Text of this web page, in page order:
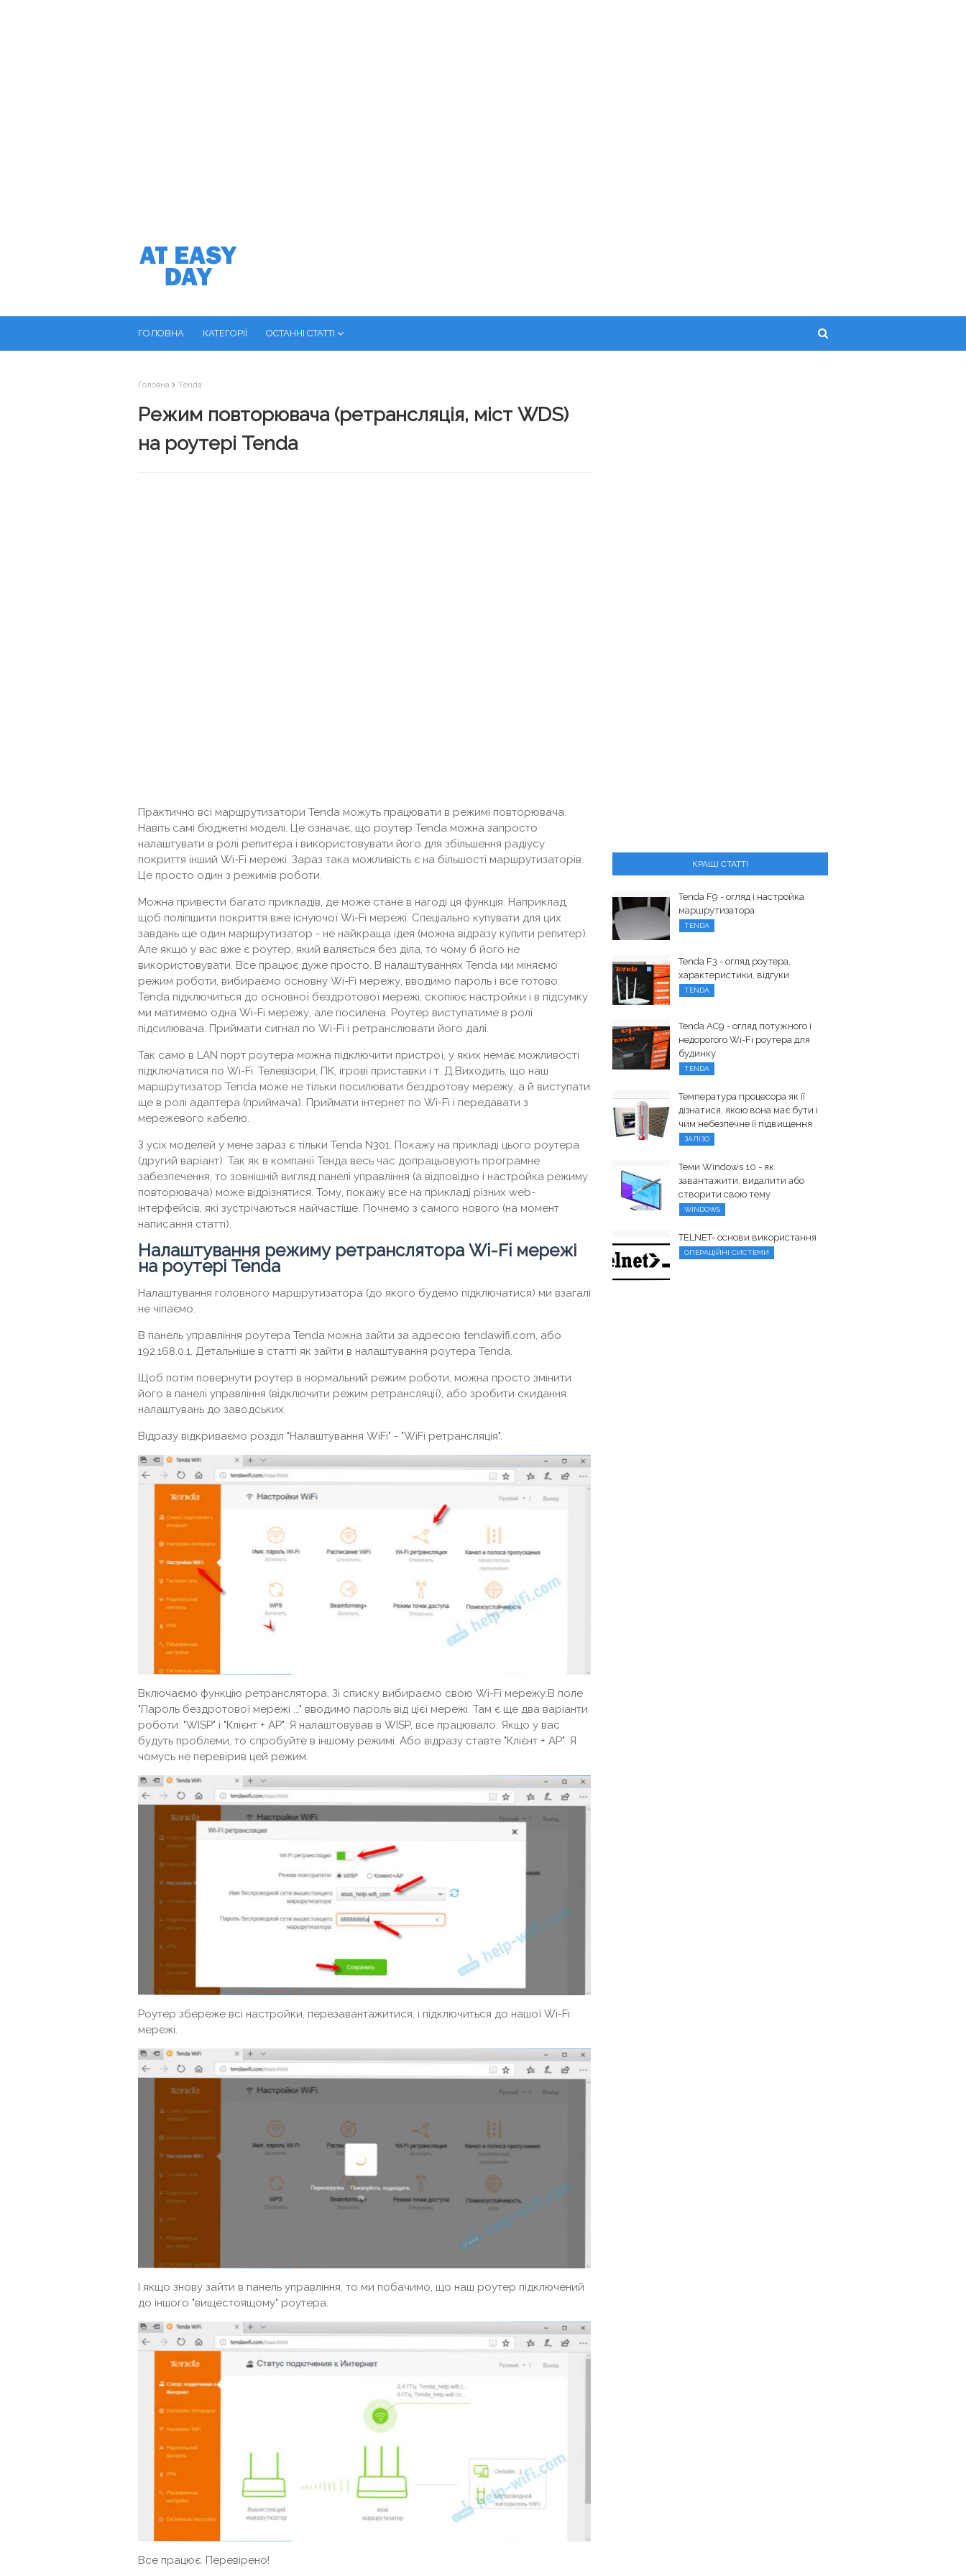
ГОЛОВНА КАТЕГОРІЇ ОСТАННІ СТАТТІ
Головна Tenda
Режим повторювача (ретрансляція, міст WDS)
на роутері Tenda
Практично всі маршрутизатори Tenda можуть працювати в режимі повторювача.
Навіть самі бюджетні моделі. Це означає, що роутер Tenda можна запросто
налаштувати в ролі репитера і використовувати його для збільшення радіусу
покриття інший Wi-Fi мережі. Зараз така можливість є на більшості маршрутизаторів.
Це просто один з режимів роботи.
Можна привести багато прикладів, де може стане в нагоді ця функція. Наприклад,
щоб поліпшити покриття вже існуючої Wi-Fi мережі. Спеціально купувати для цих
завдань ще один маршрутизатор - не найкраща ідея (можна відразу купити репитер).
Але якщо у вас вже є роутер, який валяється без діла, то чому б його не
використовувати. Все працює дуже просто. В налаштуваннях Tenda ми міняємо
режим роботи, вибираємо основну Wi-Fi мережу, вводимо пароль і все готово.
Tenda підключиться до основної бездротової мережі, скопіює настройки і в підсумку
ми матимемо одна Wi-Fi мережу, але посилена. Роутер виступатиме в ролі
підсилювача. Приймати сигнал по Wi-Fi і ретранслювати його далі.
Так само в LAN порт роутера можна підключити пристрої, у яких немає можливості
підключатися по Wi-Fi. Телевізори, ПК, ігрові приставки і т. Д.Виходить, що наш
маршрутизатор Tenda може не тільки посилювати бездротову мережу, а й виступати
ще в ролі адаптера (приймача). Приймати інтернет по Wi-Fi і передавати з
мережевого кабелю.
З усіх моделей у мене зараз є тільки Tenda N301. Покажу на прикладі цього роутера
(другий варіант). Так як в компанії Тенда весь час допрацьовують програмне
забезпечення, то зовнішній вигляд панелі управління (а відповідно і настройка режиму
повторювача) може відрізнятися. Тому, покажу все на прикладі різних web-
інтерфейсів, які зустрічаються найчастіше. Почнемо з самого нового (на момент
написання статті).
Налаштування режиму ретранслятора Wi-Fi мережі
на роутері Tenda
Налаштування головного маршрутизатора (до якого будемо підключатися) ми взагалі
не чіпаємо.
В панель управління роутера Tenda можна зайти за адресою tendawifi.com, або
192.168.0.1. Детальніше в статті як зайти в налаштування роутера Tenda.
Щоб потім повернути роутер в нормальний режим роботи, можна просто змінити
його в панелі управління (відключити режим ретрансляції), або зробити скидання
налаштувань до заводських.
Відразу відкриваємо розділ "Налаштування WiFi" - "WiFi ретрансляція".
Включаємо функцію ретранслятора. Зі списку вибираємо свою Wi-Fi мережу.В поле
"Пароль бездротової мережі ..." вводимо пароль від цієї мережі. Там є ще два варіанти
роботи: "WISP" і "Клієнт + AP". Я налаштовував в WISP, все працювало. Якщо у вас
будуть проблеми, то спробуйте в іншому режимі. Або відразу ставте "Клієнт + AP". Я
чомусь не перевірив цей режим.
Роутер збереже всі настройки, перезавантажитися, і підключиться до нашої Wi-Fi
мережі.
І якщо знову зайти в панель управління, то ми побачимо, що наш роутер підключений
до іншого "вищестоящому" роутера.
Все працює. Перевірено!
КРАЩІ СТАТТІ
Tenda F9 - огляд і настройка
маршрутизатора
TENDA
Tenda F3 - огляд роутера,
характеристики, відгуки
TENDA
Tenda AC9 - огляд потужного і
недорогого Wi-Fi роутера для
будинку
TENDA
Температура процесора як її
дізнатися, якою вона має бути і
чим небезпечне її підвищення
ЗАЛІЗО
Теми Windows 10 - як
завантажити, видалити або
створити свою тему
WINDOWS
TELNET- основи використання
ОПЕРАЦІЙНІ СИСТЕМИ